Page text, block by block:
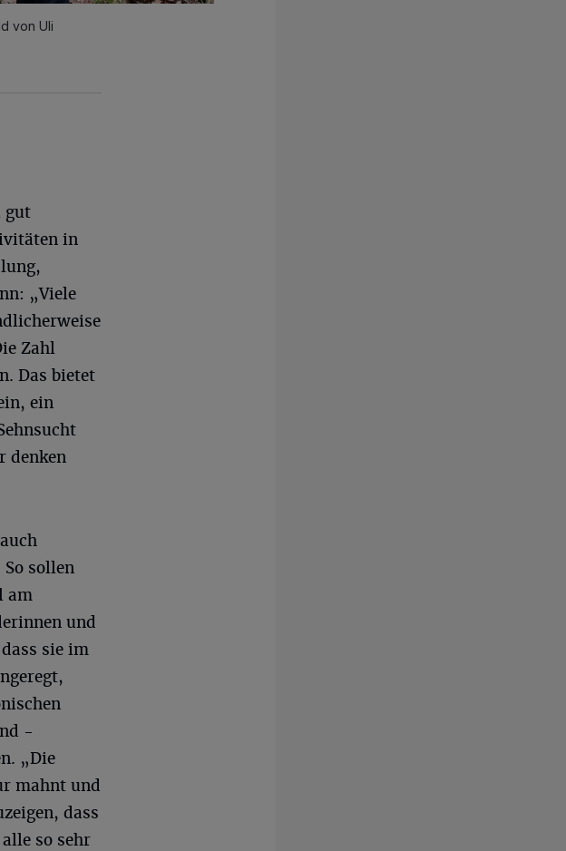
von Uli
gut
in
„Viele
Zahl
Das bietet
ein
denken
sollen
am
und
sie im
-
„Die
mahnt und
dass
so sehr